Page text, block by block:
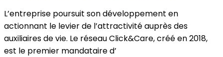
L’entreprise poursuit son développement en
actionnant le levier de l’attractivité auprès des
auxiliaires de vie. Le réseau Click&Care, créé en 2018,
est le premier mandataire d’